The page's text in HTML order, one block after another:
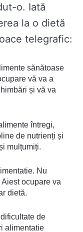
o. Iată
la o dietă
telegrafic:
sănătoase
vă va a
și vă va
întregi,
de nutrienți și
mulțumiți.
Nu
ocupare va
dietă.
de
alimentatie